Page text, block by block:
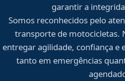
garantir a
Somos reconhecidos pelo
transporte de motocicletas.
entregar agilidade, confiança e
tanto em emergências